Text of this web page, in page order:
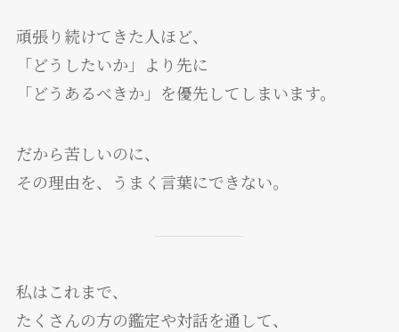
頑張り続けてきた人ほど、
「どうしたいか」より先に
「どうあるべきか」を優先してしまいます。
だから苦しいのに、
その理由を、うまく言葉にできない。
私はこれまで、
たくさんの方の鑑定や対話を通して、